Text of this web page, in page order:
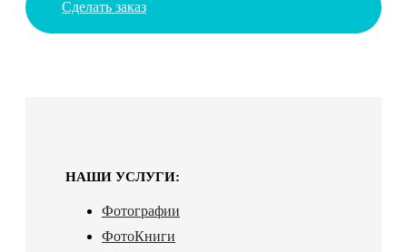
Сделать заказ
НАШИ УСЛУГИ:
Фотографии
ФотоКниги